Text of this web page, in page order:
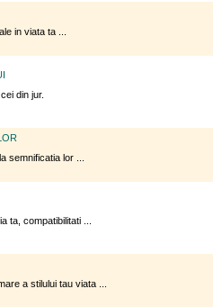
in viata ta ...
din jur.
semnificatia lor ...
ta, compatibilitati ...
a stilului tau viata ...